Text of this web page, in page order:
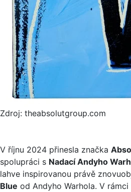
Zdroj: theabsolutgroup.com
V říjnu 2024 přinesla značka
spolupráci s Nadací Andyho
lahve inspirovanou právě
Blue od Andyho Warhola. V